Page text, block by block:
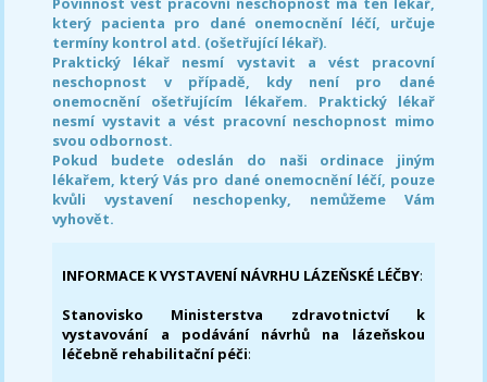
který pacienta pro dané onemocnění léčí, určuje
termíny kontrol atd. (ošetřující lékař).
Praktický lékař nesmí vystavit a vést pracovní
neschopnost v případě, kdy není pro dané
onemocnění ošetřujícím lékařem. Praktický lékař
nesmí vystavit a vést pracovní neschopnost mimo
svou odbornost.
Pokud budete odeslán do naši ordinace jiným
lékařem, který Vás pro dané onemocnění léčí, pouze
kvůli vystavení neschopenky, nemůžeme Vám
vyhovět.
INFORMACE K VYSTAVENÍ NÁVRHU LÁZEŇSKÉ LÉČBY:
Stanovisko Ministerstva zdravotnictví k
vystavování a podávání návrhů na lázeňskou
léčebně rehabilitační péči: